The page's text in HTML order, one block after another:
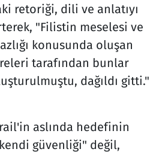
retoriği, dili ve anlatıyı
"Filistin meselesi ve
konusunda oluşan
tarafından bunlar
dağıldı gitti."
aslında hedefinin
güvenliği" değil,